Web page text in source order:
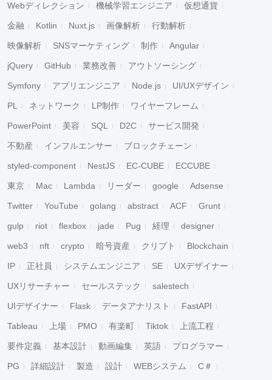
Webディレクション 機械学習エンジニア 仮想通貨
金融 Kotlin Nuxt.js 画像解析 行動解析
映像解析 SNSマーケティング 制作 Angular
jQuery GitHub 業務改善 アウトソーシング
Symfony アプリエンジニア Node.js UI/UXデザイン
PL ネットワーク LP制作 ワイヤーフレーム
PowerPoint 美容 SQL D2C サービス開発
不動産 インフルエンサー ブロックチェーン
styled-component NestJS EC-CUBE ECCUBE
東京 Mac Lambda リーダー google Adsense
Twitter YouTube golang abstract ACF Grunt
gulp riot flexbox jade Pug 経理 designer
web3 nft crypto 暗号資産 クリプト Blockchain
IP 正社員 システムエンジニア SE UXデザイナー
UXリサーチャー セールステック salestech
UIデザイナー Flask データアナリスト FastAPI
Tableau 上場 PMO 有楽町 Tiktok 上流工程
要件定義 基本設計 動画編集 英語 プログラマー
PG 詳細設計 製造 設計 WEBシステム C＃